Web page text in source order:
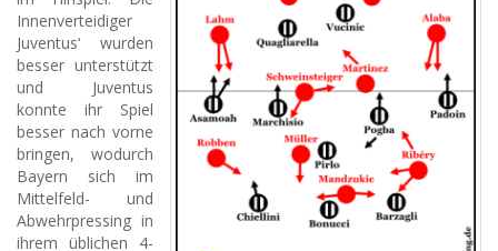
Innenverteidiger
Juventus‘ wurden
besser unterstützt
und Juventus
konnte ihr Spiel
besser nach vorne
bringen, wodurch
Bayern sich im
Mittelfeld- und
Abwehrpressing in
ihrem üblichen 4-